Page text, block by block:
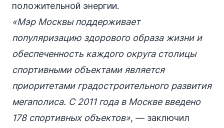
положительной энергии.
«Мэр Москвы поддерживает
популяризацию здорового образа жизни и
обеспеченность каждого округа столицы
спортивными объектами является
приоритетами градостроительного развития
мегаполиса. С 2011 года в Москве введено
178 спортивных объектов», — заключил